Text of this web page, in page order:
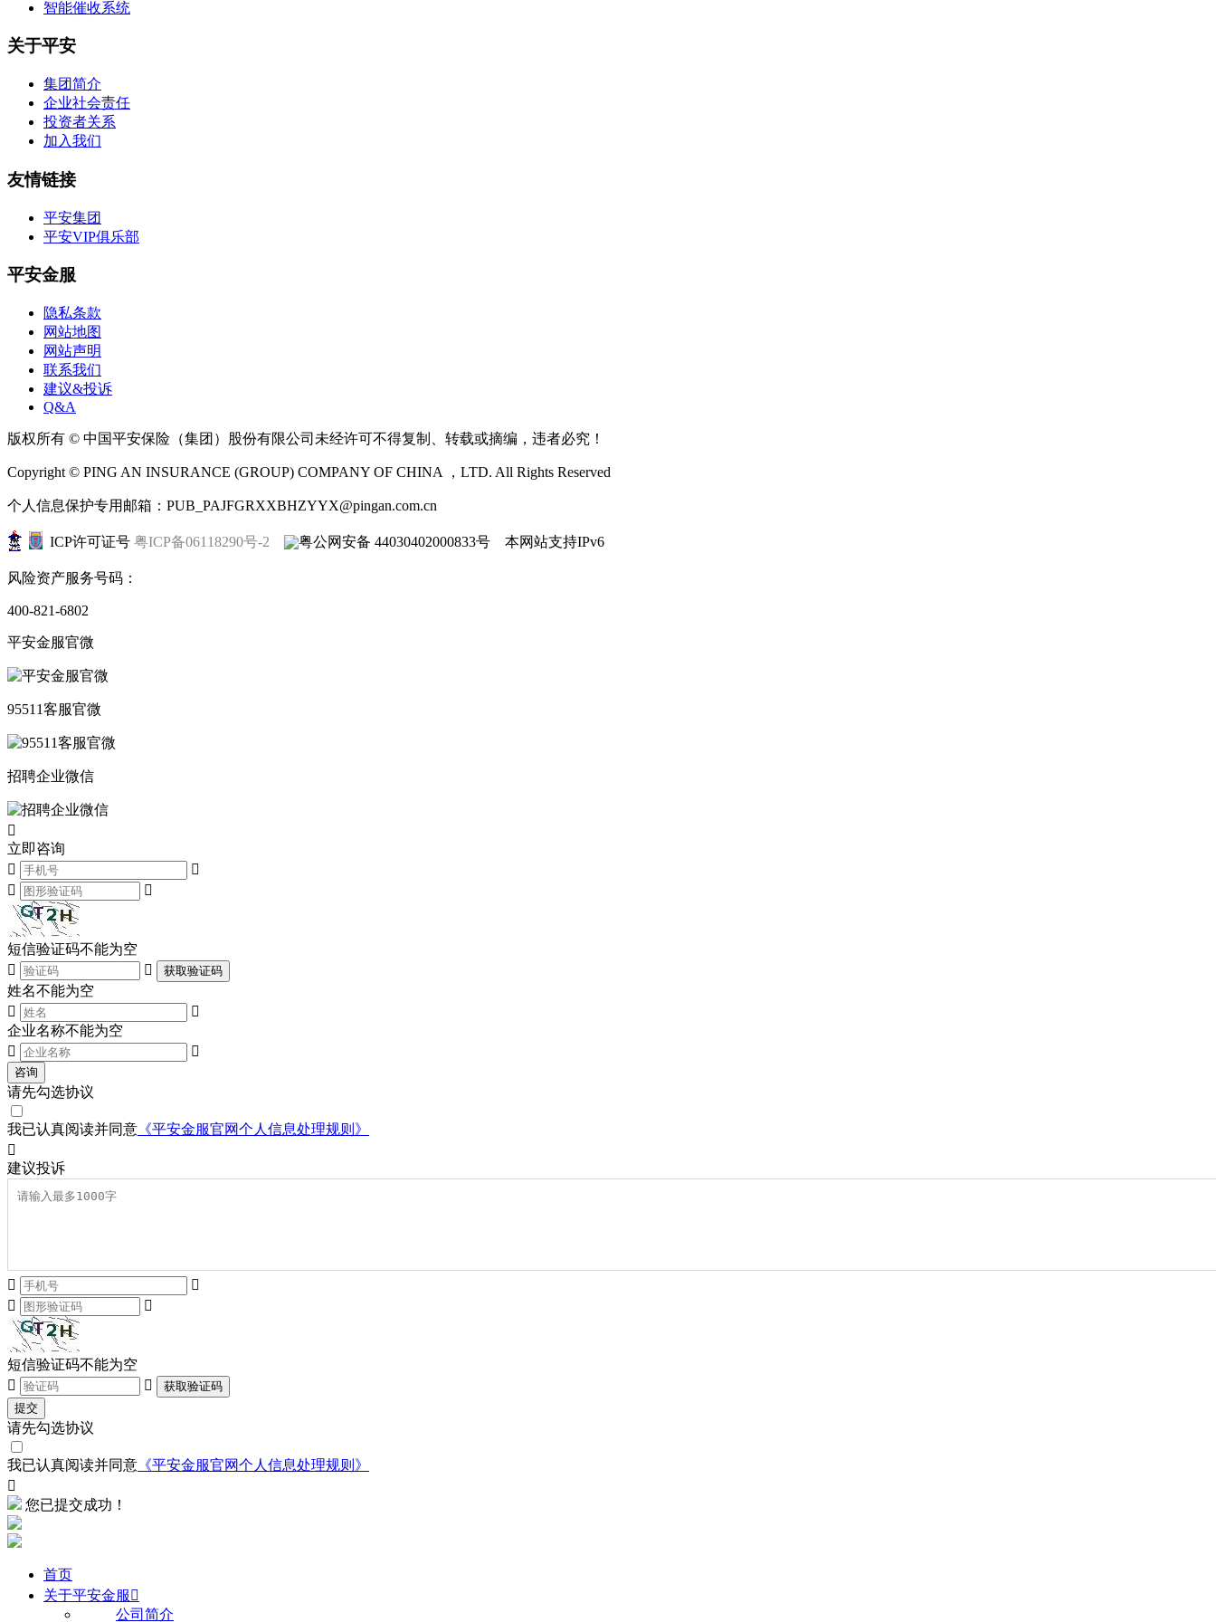
智能催收系统
关于平安
集团简介
企业社会责任
投资者关系
加入我们
友情链接
平安集团
平安VIP俱乐部
平安金服
隐私条款
网站地图
网站声明
联系我们
建议&投诉
Q&A
版权所有 © 中国平安保险（集团）股份有限公司未经许可不得复制、转载或摘编，违者必究！
Copyright © PING AN INSURANCE (GROUP) COMPANY OF CHINA ，LTD. All Rights Reserved
个人信息保护专用邮箱：PUB_PAJFGRXXBHZYYX@pingan.com.cn
ICP许可证号 粤ICP备06118290号-2 粤公网安备 44030402000833号 本网站支持IPv6
风险资产服务号码：
400-821-6802
平安金服官微
95511客服官微
招聘企业微信

立即咨询




短信验证码不能为空

 获取验证码
姓名不能为空


企业名称不能为空


咨询
请先勾选协议
我已认真阅读并同意 《平安金服官网个人信息处理规则》

建议投诉




短信验证码不能为空


获取验证码
提交
请先勾选协议
我已认真阅读并同意 《平安金服官网个人信息处理规则》

您已提交成功！
首页
关于平安金服 
公司简介